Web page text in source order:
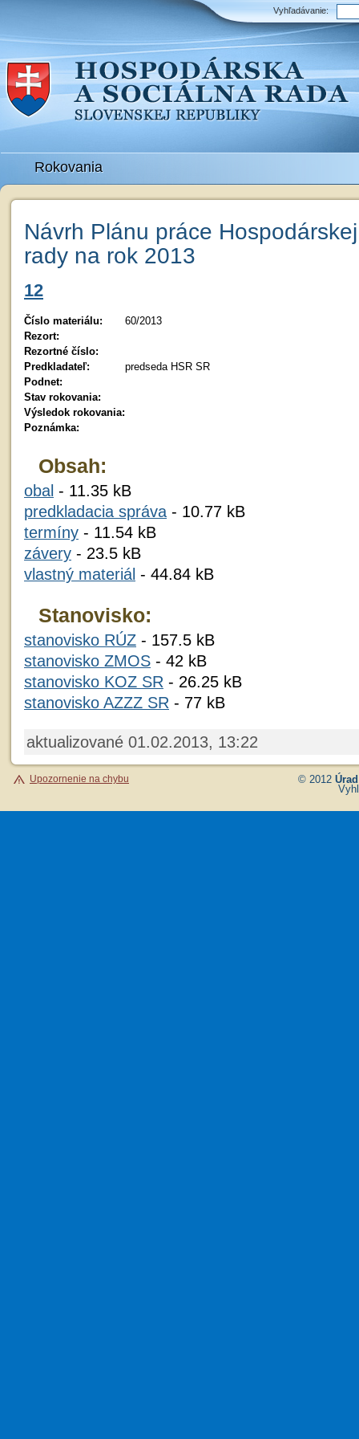
Vyhľadávanie:
Rokovania
Návrh Plánu práce
rady na rok 2013
12
Číslo materiálu:
60/2013
Rezort:
Rezortné číslo:
Predkladateľ:
predseda HSR SR
Podnet:
Stav rokovania:
Výsledok rokovania:
Poznámka:
Obsah:
obal - 11.35 kB
predkladacia správa - 10.77 kB
termíny - 11.54 kB
závery - 23.5 kB
vlastný materiál - 44.84 kB
Stanovisko:
stanovisko RÚZ - 157.5 kB
stanovisko ZMOS - 42 kB
stanovisko KOZ SR - 26.25 kB
stanovisko AZZZ SR - 77 kB
aktualizované 01.02.2013, 13:22
Upozornenie na chybu © 2012